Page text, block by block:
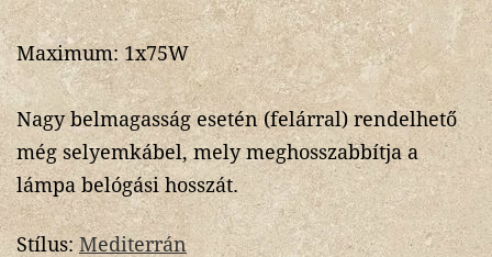
Maximum: 1x75W
Nagy belmagasság esetén (felárral) rendelhető
még selyemkábel, mely meghosszabbítja a
lámpa belógási hosszát.
Stílus:Mediterrán